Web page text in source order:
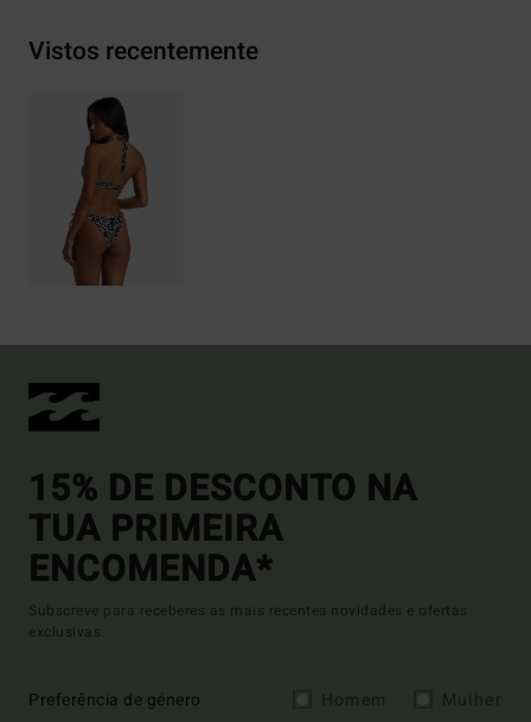
Vistos recentemente
15% DE DESCONTO NA
TUA PRIMEIRA
ENCOMENDA*
Subscreve para receberes as mais recentes novidades e ofertas
exclusivas.
Preferência de género